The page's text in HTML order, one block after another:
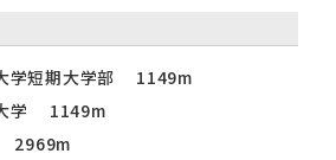
学短期大学部 1149m
学 1149m
2969m